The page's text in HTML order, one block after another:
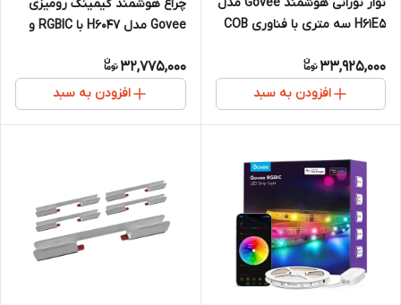
H61E5 سه متری با فناوری COB
33,925,000
افزودن به سبد
چراغ هوشمند گیمینگ رومیزی
Govee مدل H6047 با RGBIC و
32,775,000
افزودن به سبد